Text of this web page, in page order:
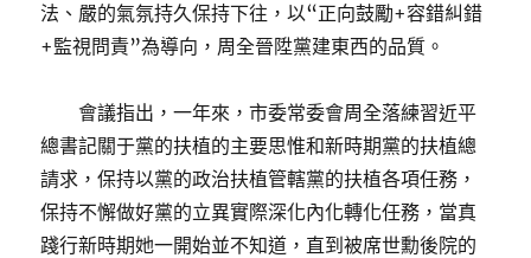
法、嚴的氣氛持久保持下往，以“正向鼓勵+容錯糾錯
+監視問責”為導向，周全晉陞黨建東西的品質。
會議指出，一年來，市委常委會周全落練習近平
總書記關于黨的扶植的主要思惟和新時期黨的扶植總
請求，保持以黨的政治扶植管轄黨的扶植各項任務，
保持不懈做好黨的立異實際深化內化轉化任務，當真
踐行新時期她一開始並不知道，直到被席世勳後院的